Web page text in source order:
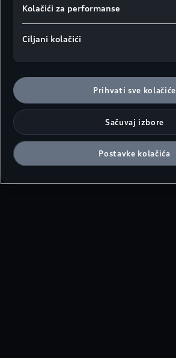
Kolačići za performanse
Ciljani kolačići
Prihvati sve kolačiće
Sačuvaj izbore
Postavke kolačića